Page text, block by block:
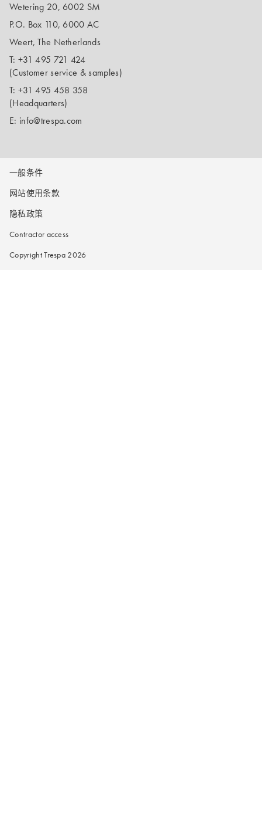
Wetering 20, 6002 SM
P.O. Box 110, 6000 AC
Weert, The Netherlands
T: +31 495 721 424
(Customer service & samples)
T: +31 495 458 358
(Headquarters)
E: info@trespa.com
一般条件
网站使用条款
隐私政策
Contractor access
Copyright Trespa 2026